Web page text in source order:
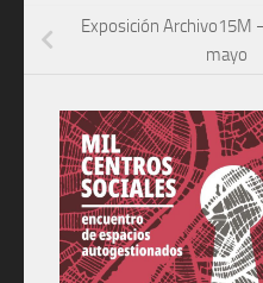
Exposición Archivo15M
mayo